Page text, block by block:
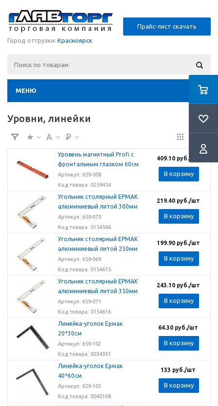
Прайс-лист скачать
Город отгрузки: Красноярск
МЕНЮ
Уровни, линейки
Уровень магнитный Profi с
фронтальным глазком 60см.
Артикул: 659-008
Код товара: 0259454
409.10руб./шт
В корзину
Угольник столярный ЕРМАК
алюминиевый литой 300мм
Артикул: 659-070
Код товара: 0154566
219.40руб./шт
В корзину
Угольник столярный ЕРМАК
алюминиевый литой 250мм
Артикул: 659-069
Код товара: 0154615
199.90руб./шт
В корзину
Угольник столярный ЕРМАК
алюминиевый литой 350мм
Артикул: 659-071
Код товара: 0154616
243.10руб./шт
В корзину
Линейка-уголок Ермак
20*30см
Артикул: 659-102
Код товара: 0034951
64.30 руб./шт
В корзину
Линейка-уголок Ермак
40*60см
Артикул: 659-103
Код товара: 0040168
133 руб./шт
В корзину